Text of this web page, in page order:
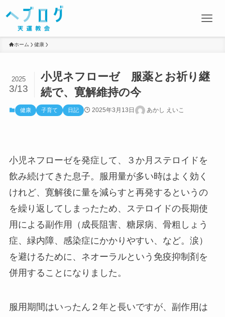
ホーム 健康
小児ネフローゼ 服薬とお祈り継
続で、寛解維持の今
2025
3/13
健康 子育て 日記 2025年3月13日 あかし えいこ
小児ネフローゼを発症して、３か月ステロイドを
飲み続けてきた息子。服用量が多い時はよく効く
けれど、寛解後に量を減らすと再発するというの
を繰り返してしまったため、ステロイドの長期使
用による副作用（成長阻害、糖尿病、骨粗しょう
症、緑内障、感染症にかかりやすい、など。涙）
を避けるために、ネオーラルという免疫抑制剤を
併用することになりました。
服用期間はいったん２年と長いですが、副作用は